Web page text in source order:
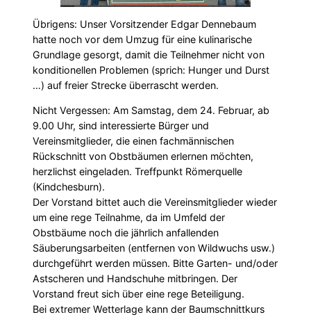
Übrigens: Unser Vorsitzender Edgar Dennebaum
hatte noch vor dem Umzug für eine kulinarische
Grundlage gesorgt, damit die Teilnehmer nicht von
konditionellen Problemen (sprich: Hunger und Durst
…) auf freier Strecke überrascht werden.
Nicht Vergessen: Am Samstag, dem 24. Februar, ab
9.00 Uhr, sind interessierte Bürger und
Vereinsmitglieder, die einen fachmännischen
Rückschnitt von Obstbäumen erlernen möchten,
herzlichst eingeladen. Treffpunkt Römerquelle
(Kindchesburn).
Der Vorstand bittet auch die Vereinsmitglieder wieder
um eine rege Teilnahme, da im Umfeld der
Obstbäume noch die jährlich anfallenden
Säuberungsarbeiten (entfernen von Wildwuchs usw.)
durchgeführt werden müssen. Bitte Garten- und/oder
Astscheren und Handschuhe mitbringen. Der
Vorstand freut sich über eine rege Beteiligung.
Bei extremer Wetterlage kann der Baumschnittkurs